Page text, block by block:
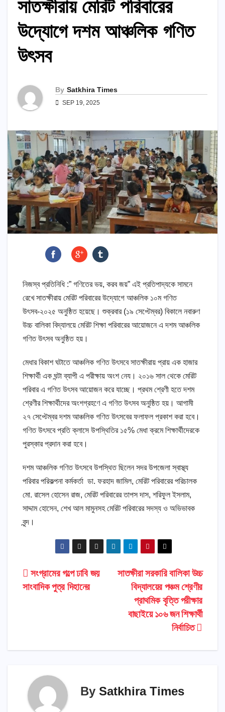
সাতক্ষীরায় মেরিট পরিবারের
উদ্যোগে দশম আঞ্চলিক গণিত
উৎসব
By Satkhira Times
SEP 19, 2025
নিজস্ব প্রতিনিধি :” গণিতের ভয়, করব জয়” এই প্রতিপাদ্যকে সামনে
রেখে সাতক্ষীরায় মেরিট পরিবারের উদ্যোগে আঞ্চলিক ১০ম গণিত
উৎসব-২০২৫ অনুষ্ঠিত হয়েছে। শুক্রবার (১৯ সেপ্টেম্বর) বিকালে নবারুণ
উচ্চ বালিকা বিদ্যালয়ে মেরিট শিক্ষা পরিবারের আয়োজনে এ দশম আঞ্চলিক
গণিত উৎসব অনুষ্ঠিত হয়।
মেধার বিকাশ ঘটাতে আঞ্চলিক গণিত উৎসবে সাতক্ষীরায় প্রায় এক হাজার
শিক্ষার্থী এক ঘন্টা ব্যাপী এ পরীক্ষায় অংশ নেয। ২০১৬ সাল থেকে মেরিট
পরিবার এ গণিত উৎসব আয়োজন করে যাচ্ছে। প্রথম শ্রেণী হতে দশম
শ্রেণীর শিক্ষার্থীদের অংশগ্রহণে এ গণিত উৎসব অনুষ্ঠিত হয়। আগামী
২৭ সেপ্টেম্বর দশম আঞ্চলিক গণিত উৎসবের ফলাফল প্রকাশ করা হবে।
গণিত উৎসবে প্রতি ক্লাসে উপস্থিতির ১৫% মেধা ক্রমে শিক্ষার্থীদেরকে
পুরস্কার প্রদান করা হবে।
দশম আঞ্চলিক গণিত উৎসবে উপস্থিত ছিলেন সদর উপজেলা স্বাস্থ্য
পরিবার পরিকল্পনা কর্মকর্তা ডা. ফরহাদ জামিল, মেরিট পরিবারের পরিচালক
মো. রাসেল হোসেন রাজ, মেরিট পরিবারের তাপস দাস, শরিফুল ইসলাম,
সাদ্দাম হোসেন, শেখ আল মামুনসহ মেরিট পরিবারের সদস্য ও অভিভাবক
বৃন্দ।
Post
navigation
সাতক্ষীরা সরকারি বালিকা উচ্চ
বিদ্যালয়ের পঞ্চম শ্রেণীর
প্রাথমিক বৃত্তি পরীক্ষার
বাছাইয়ে ১০৬ জন শিক্ষার্থী
নির্বাচিত
সংগ্রামের গল্পে ঢাবি জয়
সাংবাদিক পুত্র দিহানের
By Satkhira Times